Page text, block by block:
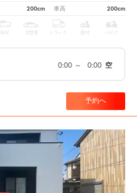
200cm 車高 200cm
SUV 大型車 トラック 原付 バイク
0:00 ～ 0:00 空
予約へ